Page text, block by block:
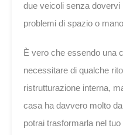
due veicoli senza
problemi di spazio o
È vero che essendo una
necessitare di qualche
ristrutturazione interna,
casa ha davvero molto
potrai trasformarla nel